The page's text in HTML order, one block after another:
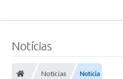
Notícias
Notícias Notícia